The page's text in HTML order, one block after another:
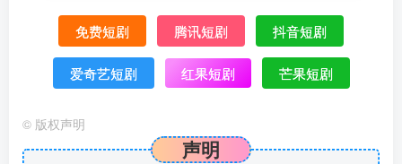
免费短剧 腾讯短剧 抖音短剧
爱奇艺短剧 红果短剧 芒果短剧
© 版权声明
声明